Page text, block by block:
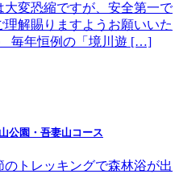
変恐縮ですが、安全第一で
解賜りますようお願いいた
毎年恒例の「境川遊 […]
公園・吾妻山コース
トレッキングで森林浴が出